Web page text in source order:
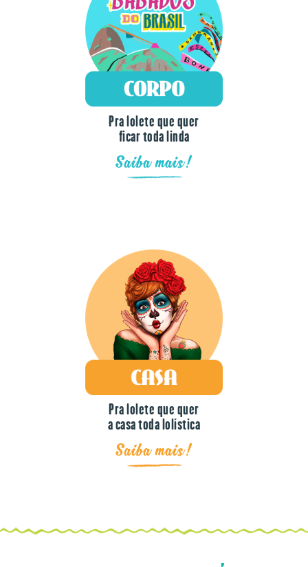
Pra lolete que quer
ficar toda linda
Saiba mais!
Pra lolete que quer
a casa toda lolística
Saiba mais!